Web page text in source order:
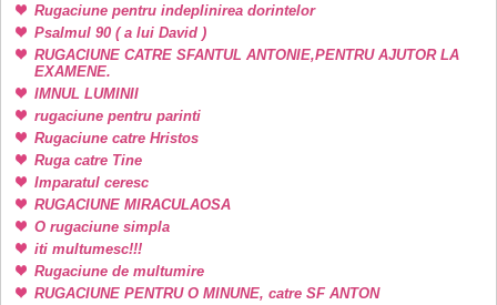
Rugaciune pentru indeplinirea dorintelor
Psalmul 90 ( a lui David )
RUGACIUNE CATRE SFANTUL ANTONIE,PENTRU AJUTOR LA
EXAMENE.
IMNUL LUMINII
rugaciune pentru parinti
Rugaciune catre Hristos
Ruga catre Tine
Imparatul ceresc
RUGACIUNE MIRACULAOSA
O rugaciune simpla
iti multumesc!!!
Rugaciune de multumire
RUGACIUNE PENTRU O MINUNE, catre SF ANTON